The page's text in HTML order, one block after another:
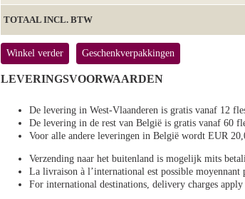
TOTAAL INCL. BTW
Winkel verder Geschenkverpakkingen
LEVERINGSVOORWAARDEN
De levering in West-Vlaanderen is gratis vanaf 12
De levering in de rest van België is gratis vanaf 60
Voor alle andere leveringen in België wordt EUR
Verzending naar het buitenland is mogelijk mits
La livraison à l’international est possible
For international destinations, delivery charges